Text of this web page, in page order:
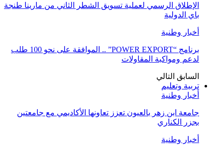
الإطلاق الرسمي لعملية تسويق الشطر الثاني من مارينا طنجة
باي الدولية
أخبار وطنية
برنامج “POWER EXPORT” .. الموافقة على نحو 100 طلب
لدعم ومواكبة المقاولات
السابق التالي
تربية وتعليم
أخبار وطنية
جامعة ابن زهر بالعيون تعزز تعاونها الأكاديمي مع جامعتين
بجزر الكناري
أخبار وطنية